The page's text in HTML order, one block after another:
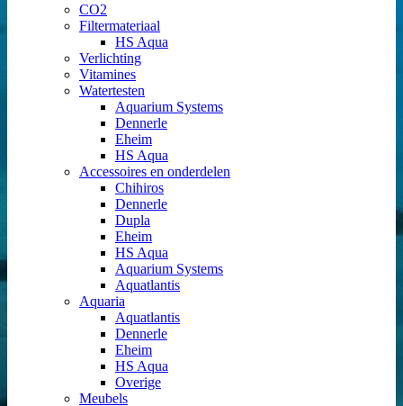
CO2
Filtermateriaal
HS Aqua
Verlichting
Vitamines
Watertesten
Aquarium Systems
Dennerle
Eheim
HS Aqua
Accessoires en onderdelen
Chihiros
Dennerle
Dupla
Eheim
HS Aqua
Aquarium Systems
Aquatlantis
Aquaria
Aquatlantis
Dennerle
Eheim
HS Aqua
Overige
Meubels